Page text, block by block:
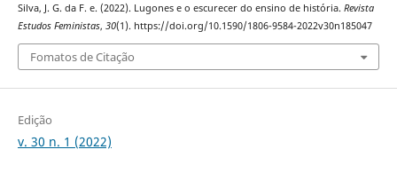
Silva, J. G. da F. e. (2022). Lugones e o escurecer do ensino de história. Revista
Estudos Feministas, 30(1). https://doi.org/10.1590/1806-9584-2022v30n185047
Fomatos de Citação
Edição
v. 30 n. 1 (2022)